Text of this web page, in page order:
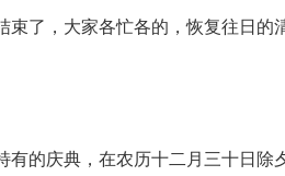
束了，大家各忙各的，恢复往日的
的庆典，在农历十二月三十日除